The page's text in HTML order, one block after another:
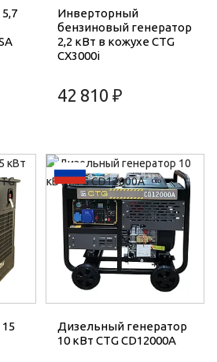
Инверторный
бензиновый генератор
2,2 кВт в кожухе CTG
CX3000i
42 810 ₽
Дизельный генератор
10 кВт CTG CD12000A